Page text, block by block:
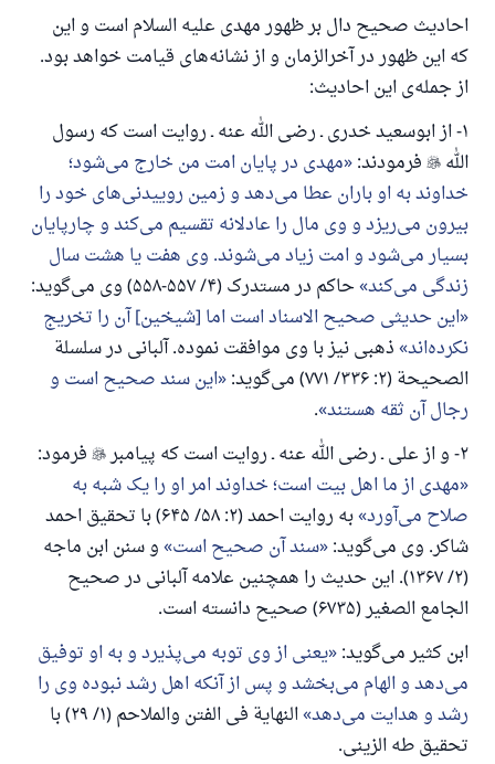
احادیث صحیح دال بر ظهور مهدی علیه السلام است و این
که این ظهور در آخرالزمان و از نشانه‌های قیامت خواهد بود.
از جمله‌ی این احادیث:
۱- از ابوسعید خدری ـ رضی الله عنه ـ روایت است که رسول
اللهفرمودند: مهدی در پایان امت من خارج می‌شود؛
خداوند به او باران عطا می‌دهد و زمین روییدنی‌های خود را
بیرون می‌ریزد و وی مال را عادلانه تقسیم می‌کند و چارپایان
بسیار می‌شود و امت زیاد می‌شوند. وی هفت یا هشت سال
زندگی می‌کند حاکم در مستدرک (۴/ ۵۵۷-۵۵۸) وی می‌گوید:
این حدیثی صحیح الاسناد است اما [شیخین] آن را تخریج
نکرده‌اند ذهبی نیز با وی موافقت نموده. آلبانی در سلسلة
الصحیحة (۲: ۳۳۶/ ۷۷۱) می‌گوید:
این سند صحیح است و
رجال آن ثقه هستند .
۲- و از علی ـ رضی الله عنه ـ روایت است که پیامبر
فرمود:
مهدی از ما اهل بیت است؛ خداوند امر او را یک شبه به
صلاح می‌آورد
به روایت احمد (۲: ۵۸/ ۶۴۵) با تحقیق احمد
شاکر. وی می‌گوید: سند آن صحیح است و سنن ابن ماجه
(۲/ ۱۳۶۷). این حدیث را همچنین علامه آلبانی در صحیح
الجامع الصغیر (۶۷۳۵) صحیح دانسته است.
ابن کثیر می‌گوید: یعنی از وی توبه می‌پذیرد و به او توفیق
می‌دهد و الهام می‌بخشد و پس از آنکه اهل رشد نبوده وی را
رشد و هدایت می‌دهد
النهاية فی الفتن والملاحم (۱/ ۲۹) با
تحقیق طه الزینی.